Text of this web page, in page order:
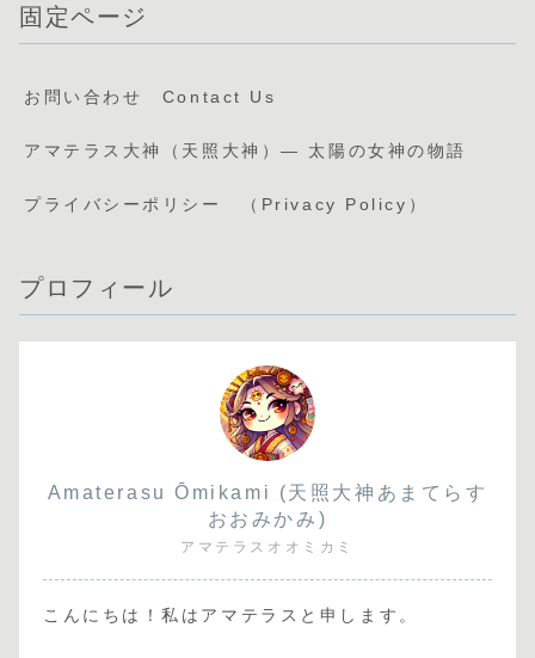
固定ページ
お問い合わせ Contact Us
アマテラス大神（天照大神）— 太陽の女神の物語
プライバシーポリシー （Privacy Policy）
プロフィール
Amaterasu Ōmikami (天照大神あまてらす
おおみかみ)
アマテラスオオミカミ
こんにちは！私はアマテラスと申します。